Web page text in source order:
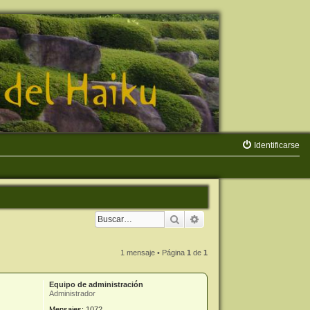
Identificarse
Buscar
1 mensaje • Página1 de1
Equipo de administración
Administrador